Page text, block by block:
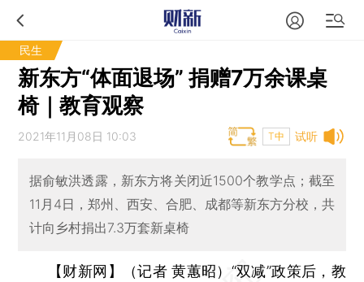
民生
新东方“体面退场” 捐赠7万余课桌
椅｜教育观察
试听
2021年11月08日 10:03 T中
据俞敏洪透露，新东方将关闭近1500个教学点；截至
11月4日，郑州、西安、合肥、成都等新东方分校，共
计向乡村捐出7.3万套新桌椅
【财新网】（记者 黄蕙昭） “双减”政策后，教